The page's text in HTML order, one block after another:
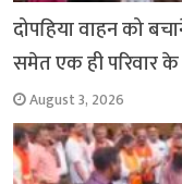
दोपहिया वाहन को
समेत एक ही परिवार के
August 3, 2026